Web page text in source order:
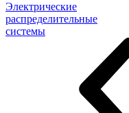
Электрические
распределительные
системы